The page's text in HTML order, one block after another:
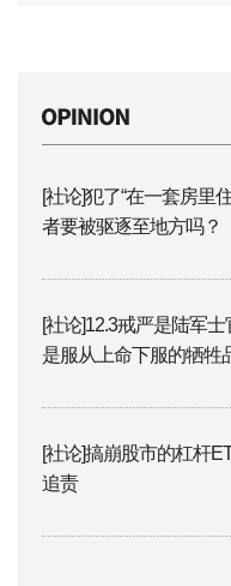
[社论]犯了“在一套房里
者要被驱逐至地方吗？
[社论]12.3戒严是陆军
是服从上命下服的牺牲
[社论]搞崩股市的杠杆
追责